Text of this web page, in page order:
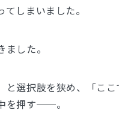
しまいました。
した。
と選択肢を狭め、「こ
を押す──。